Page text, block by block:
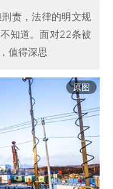
责，法律的明文规
知道。面对22条被
值得深思
原图